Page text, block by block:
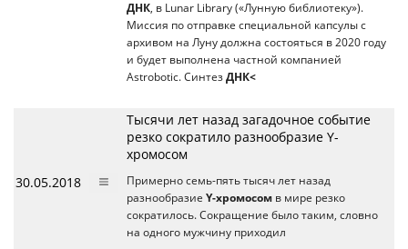
ДНК, в Lunar Library («Лунную библиотеку»).
Миссия по отправке специальной капсулы с
архивом на Луну должна состояться в 2020 году
и будет выполнена частной компанией
Astrobotic. Синтез ДНК<
30.05.2018
Тысячи лет назад загадочное событие
резко сократило разнообразие Y-
хромосом
Примерно семь-пять тысяч лет назад
разнообразие Y-хромосом в мире резко
сократилось. Сокращение было таким, словно
на одного мужчину приходил